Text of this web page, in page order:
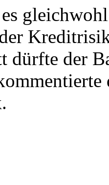
dürfte der